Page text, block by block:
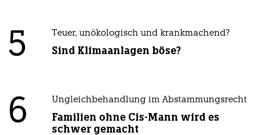
5 Teuer, unökologisch und krankmachend?
Sind Klimaanlagen böse?
6 Ungleichbehandlung im Abstammungsrecht
Familien ohne Cis-Mann wird es
schwer gemacht